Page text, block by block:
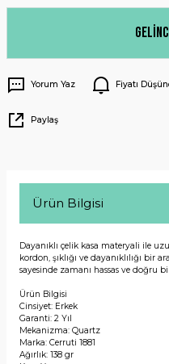
Yorum Yaz Fiyatı
Paylaş
Ürün Bilgisi
Dayanıklı çelik kasa materyali ile
kordon, şıklığı ve dayanıklılığı bir
sayesinde zamanı hassas ve doğru
Ürün Bilgisi
Cinsiyet: Erkek
Garanti: 2 Yıl
Mekanizma: Quartz
Marka: Cerruti 1881
Ağırlık: 138 gr